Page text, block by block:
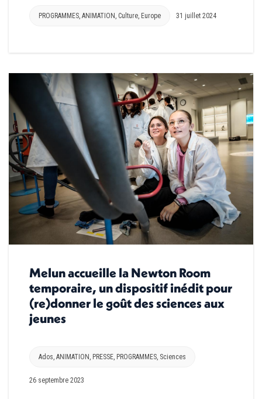
PROGRAMMES, ANIMATION, Culture, Europe 31 juillet 2024
Melun accueille la Newton Room
temporaire, un dispositif inédit pour
(re)donner le goût des sciences aux
jeunes
Ados ANIMATION PRESSE PROGRAMMES Sciences
26 septembre 2023